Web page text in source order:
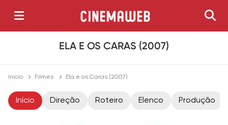
ELA E OS CARAS (2007)
Início Filmes Ela e os Caras (2007)
Início Direção Roteiro Elenco Produção